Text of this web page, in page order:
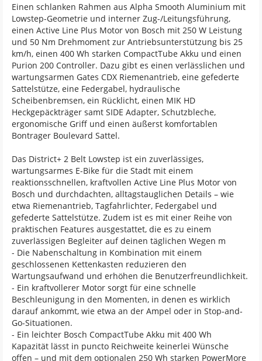
Einen schlanken Rahmen aus Alpha Smooth Aluminium mit
Lowstep-Geometrie und interner Zug-/Leitungsführung,
einen Active Line Plus Motor von Bosch mit 250 W Leistung
und 50 Nm Drehmoment zur Antriebsunterstützung bis 25
km/h, einen 400 Wh starken CompactTube Akku und einen
Purion 200 Controller. Dazu gibt es einen verlässlichen und
wartungsarmen Gates CDX Riemenantrieb, eine gefederte
Sattelstütze, eine Federgabel, hydraulische
Scheibenbremsen, ein Rücklicht, einen MIK HD
Heckgepäckträger samt SIDE Adapter, Schutzbleche,
ergonomische Griff und einen äußerst komfortablen
Bontrager Boulevard Sattel.
Das District+ 2 Belt Lowstep ist ein zuverlässiges,
wartungsarmes E-Bike für die Stadt mit einem
reaktionsschnellen, kraftvollen Active Line Plus Motor von
Bosch und durchdachten, alltagstauglichen Details – wie
etwa Riemenantrieb, Tagfahrlichter, Federgabel und
gefederte Sattelstütze. Zudem ist es mit einer Reihe von
praktischen Features ausgestattet, die es zu einem
zuverlässigen Begleiter auf deinen täglichen Wegen m
- Die Nabenschaltung in Kombination mit einem
geschlossenen Kettenkasten reduzieren den
Wartungsaufwand und erhöhen die Benutzerfreundlichkeit.
- Ein kraftvollerer Motor sorgt für eine schnelle
Beschleunigung in den Momenten, in denen es wirklich
darauf ankommt, wie etwa an der Ampel oder in Stop-and-
Go-Situationen.
- Ein leichter Bosch CompactTube Akku mit 400 Wh
Kapazität lässt in puncto Reichweite keinerlei Wünsche
offen – und mit dem optionalen 250 Wh starken PowerMore